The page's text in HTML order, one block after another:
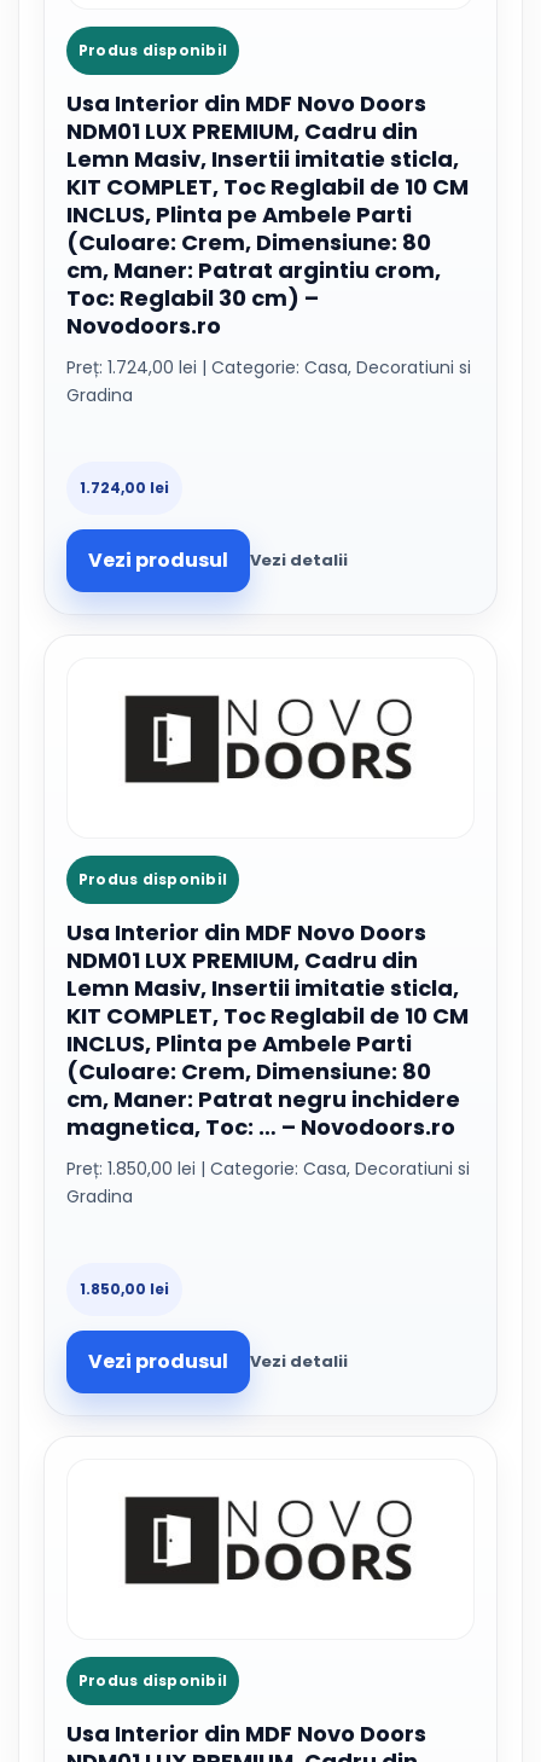
Produs disponibil
Usa Interior din MDF Novo Doors
NDM01 LUX PREMIUM, Cadru din
Lemn Masiv, Insertii imitatie sticla,
KIT COMPLET, Toc Reglabil de 10 CM
INCLUS, Plinta pe Ambele Parti
(Culoare: Crem, Dimensiune: 80
cm, Maner: Patrat argintiu crom,
Toc: Reglabil 30 cm) –
Novodoors.ro
Preț: 1.724,00 lei | Categorie: Casa, Decoratiuni si
Gradina
1.724,00 lei
Vezi produsul Vezi detalii
Produs disponibil
Usa Interior din MDF Novo Doors
NDM01 LUX PREMIUM, Cadru din
Lemn Masiv, Insertii imitatie sticla,
KIT COMPLET, Toc Reglabil de 10 CM
INCLUS, Plinta pe Ambele Parti
(Culoare: Crem, Dimensiune: 80
cm, Maner: Patrat negru inchidere
magnetica, Toc: … – Novodoors.ro
Preț: 1.850,00 lei | Categorie: Casa, Decoratiuni si
Gradina
1.850,00 lei
Vezi produsul Vezi detalii
Produs disponibil
Usa Interior din MDF Novo Doors